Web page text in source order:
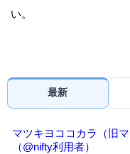
い。
最新
マツキヨココカラ（旧マ
（@nifty利用者）